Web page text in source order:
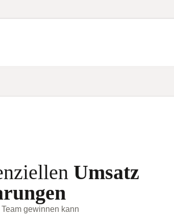
Umsatz
gewinnen kann